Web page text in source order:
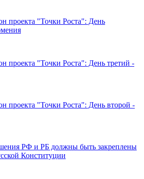
проекта "Точки Роста": День
проекта "Точки Роста": День третий -
проекта "Точки Роста": День второй -
РФ и РБ должны быть закреплены
Конституции